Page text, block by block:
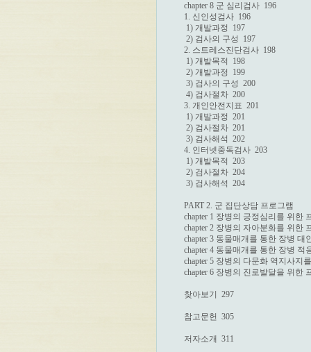
chapter 8 군 심리검사  196
1. 신인성검사  196
1) 개발과정  197
2) 검사의 구성  197
2. 스트레스진단검사  198
1) 개발목적  198
2) 개발과정  199
3) 검사의 구성  200
4) 검사절차  200
3. 개인안전지표  201
1) 개발과정  201
2) 검사절차  201
3) 검사해석  202
4. 인터넷중독검사  203
1) 개발목적  203
2) 검사절차  204
3) 검사해석  204
PART 2. 군 집단상담 프로그램
chapter 1 장병의 긍정심리를 위한
chapter 2 장병의 자아분화를 위한
chapter 3 동물매개를 통한 장병
chapter 4 동물매개를 통한 장병 적
chapter 5 장병의 다문화 역지사지
chapter 6 장병의 진로발달을 위한
찾아보기  297
참고문헌  305
저자소개  311